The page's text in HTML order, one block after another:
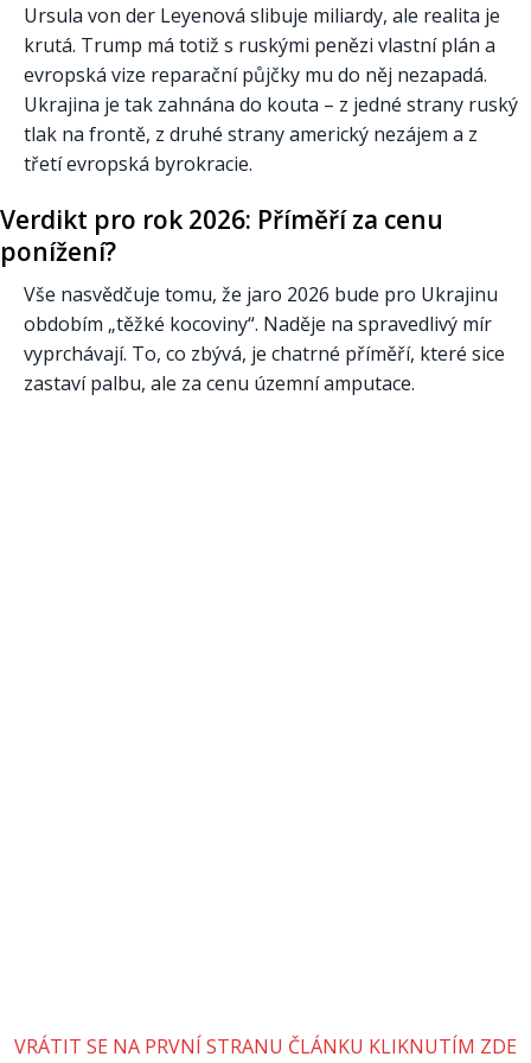
Ursula von der Leyenová slibuje miliardy, ale realita je
krutá. Trump má totiž s ruskými penězi vlastní plán a
evropská vize reparační půjčky mu do něj nezapadá.
Ukrajina je tak zahnána do kouta – z jedné strany ruský
tlak na frontě, z druhé strany americký nezájem a z
třetí evropská byrokracie.
Verdikt pro rok 2026: Příměří za cenu
ponížení?
Vše nasvědčuje tomu, že jaro 2026 bude pro Ukrajinu
obdobím „těžké kocoviny“. Naděje na spravedlivý mír
vyprchávají. To, co zbývá, je chatrné příměří, které sice
zastaví palbu, ale za cenu územní amputace.
VRÁTIT SE NA PRVNÍ STRANU ČLÁNKU KLIKNUTÍM ZDE